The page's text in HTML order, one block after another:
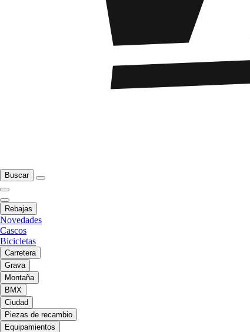
Buscar
Rebajas
Novedades
Cascos
Bicicletas
Carretera
Grava
Montaña
BMX
Ciudad
Piezas de recambio
Equipamientos